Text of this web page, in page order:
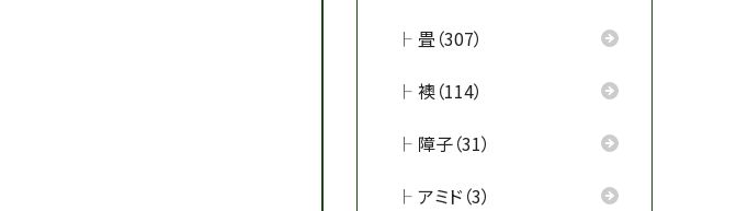
畳（307）
襖（114）
障子（31）
アミド（3）